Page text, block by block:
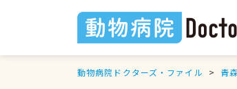
動物病院ドクターズ・ファイル 青